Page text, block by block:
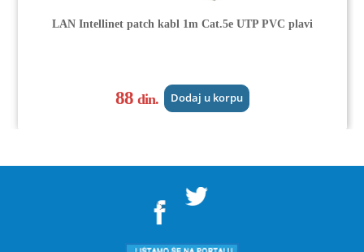
LAN Intellinet patch kabl 1m Cat.5e UTP PVC plavi
88 din. Dodaj u korpu
">